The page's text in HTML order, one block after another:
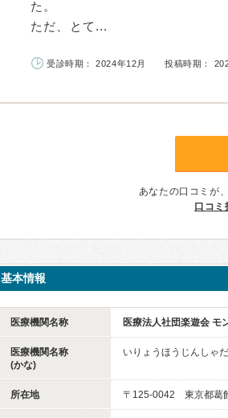
た。
ただ、とて...
受診時期： 2024年12月 投稿時期：
あなたの口コミが
口コミ
基本情報
医療機関名称 医療法人社団楽遊会 モ
医療機関名称
(かな)
いりょうほうじんしゃ
所在地 〒125-0042 東京都葛